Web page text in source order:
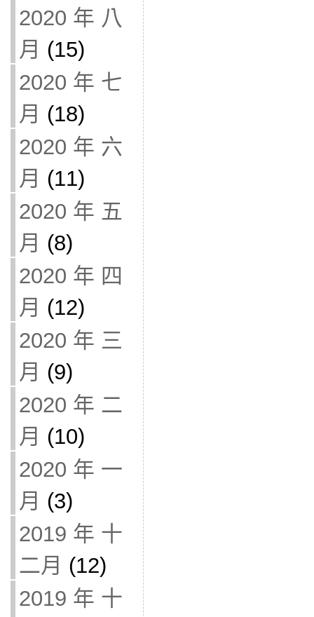
2020 年 八
月 (15)
2020 年 七
月 (18)
2020 年 六
月 (11)
2020 年 五
月 (8)
2020 年 四
月 (12)
2020 年 三
月 (9)
2020 年 二
月 (10)
2020 年 一
月 (3)
2019 年 十
二月 (12)
2019 年 十